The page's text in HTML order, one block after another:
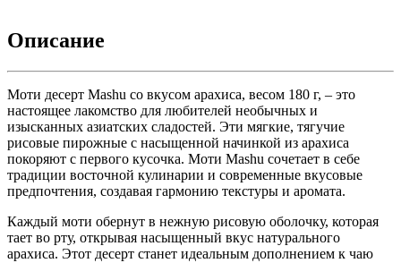
Описание
Моти десерт Mashu со вкусом арахиса, весом 180 г, – это
настоящее лакомство для любителей необычных и
изысканных азиатских сладостей. Эти мягкие, тягучие
рисовые пирожные с насыщенной начинкой из арахиса
покоряют с первого кусочка. Моти Mashu сочетает в себе
традиции восточной кулинарии и современные вкусовые
предпочтения, создавая гармонию текстуры и аромата.
Каждый моти обернут в нежную рисовую оболочку, которая
тает во рту, открывая насыщенный вкус натурального
арахиса. Этот десерт станет идеальным дополнением к чаю